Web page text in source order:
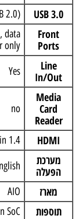
USB 3.0
2.0)
Front
Ports
data
only
Line
In/Out
Yes
Media
Card
Reader
no
HDMI
1.4
מערכת
הפעלה
מארז AIO
תוספות SoC